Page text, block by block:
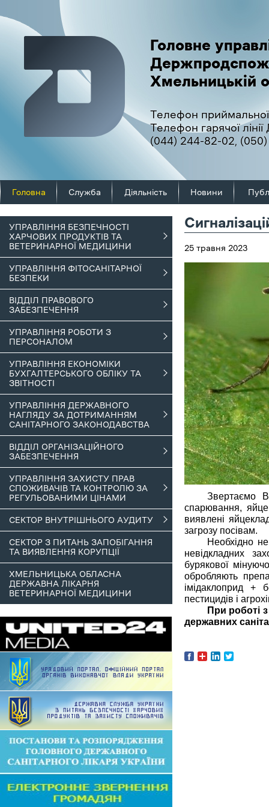
Головне
Хмельницькій
Телефон
Телефон гарячої
(044) 244-82-02,
Головна Служба Діяльність Новини
УПРАВЛІННЯ БЕЗПЕЧНОСТІ
ХАРЧОВИХ ПРОДУКТІВ ТА
ВЕТЕРИНАРНОЇ МЕДИЦИНИ
УПРАВЛІННЯ ФІТОСАНІТАРНОЇ
БЕЗПЕКИ
ВІДДІЛ ПРАВОВОГО
ЗАБЕЗПЕЧЕННЯ
УПРАВЛІННЯ РОБОТИ З
ПЕРСОНАЛОМ
УПРАВЛІННЯ ЕКОНОМІКИ
БУХГАЛТЕРСЬКОГО ОБЛІКУ ТА
ЗВІТНОСТІ
УПРАВЛІННЯ ДЕРЖАВНОГО
НАГЛЯДУ ЗА ДОТРИМАННЯМ
САНІТАРНОГО ЗАКОНОДАВСТВА
ВІДДІЛ ОРГАНІЗАЦІЙНОГО
ЗАБЕЗПЕЧЕННЯ
УПРАВЛІННЯ ЗАХИСТУ ПРАВ
СПОЖИВАЧІВ ТА КОНТРОЛЮ ЗА
РЕГУЛЬОВАНИМИ ЦІНАМИ
СЕКТОР ВНУТРІШНЬОГО АУДИТУ
СЕКТОР З ПИТАНЬ ЗАПОБІГАННЯ
ТА ВИЯВЛЕННЯ КОРУПЦІЇ
ХМЕЛЬНИЦЬКА ОБЛАСНА
ДЕРЖАВНА ЛІКАРНЯ
ВЕТЕРИНАРНОЇ МЕДИЦИНИ
25 травня 2023
Звертаємо
спарювання,
виявлені
загрозу посівам.
Необхідно
невідкладних
бурякової
обробляють
імідаклоприд +
пестицидів і
При роботі
державних